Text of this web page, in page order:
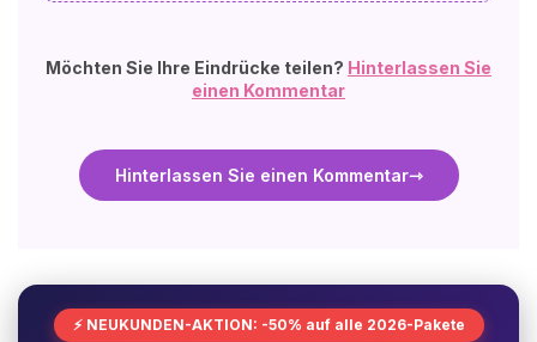
Möchten Sie Ihre Eindrücke teilen? Hinterlassen Sie
einen Kommentar
Hinterlassen Sie einen Kommentar
⚡ NEUKUNDEN-AKTION: -50% auf alle 2026-Pakete